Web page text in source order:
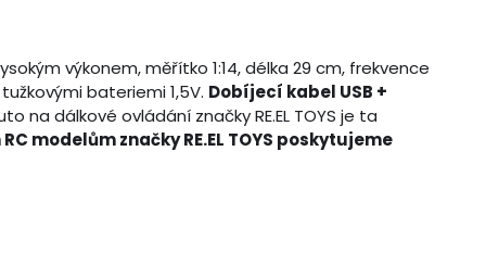
výkonem, měřítko 1:14, délka 29 cm, frekvence
bateriemi 1,5V. Dobíjecí kabel USB +
na dálkové ovládání značky RE.EL TOYS je ta
RC modelům značky RE.EL TOYS poskytujeme